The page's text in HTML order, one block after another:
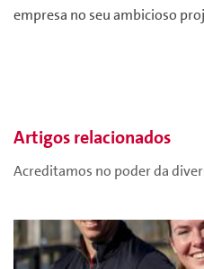
empresa no seu ambicioso
Artigos relacionados
Acreditamos no poder da